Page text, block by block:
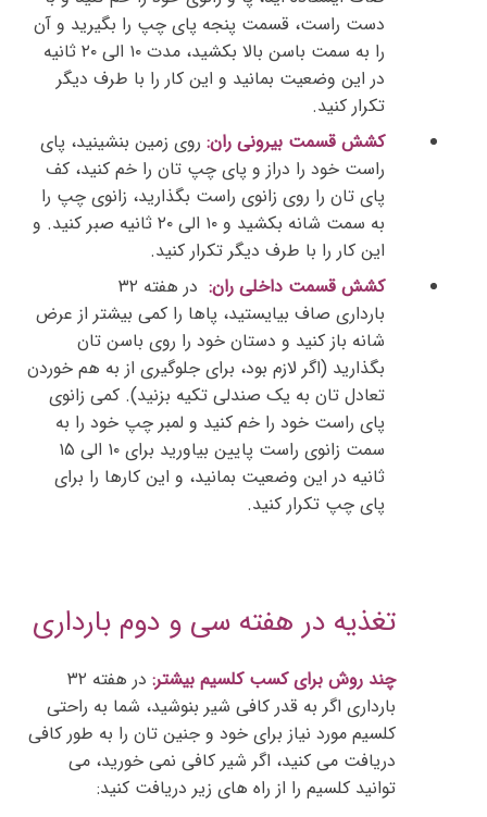
دست راست، قسمت پنجه پای چپ را بگیرید و آن
را به سمت باسن بالا بکشید، مدت ۱۰ الی ۲۰ ثانیه
در این وضعیت بمانید و این کار را با طرف دیگر
تکرار کنید.
کشش قسمت بیرونی ران: روی زمین بنشینید، پای
راست خود را دراز و پای چپ تان را خم کنید، کف
پای تان را روی زانوی راست بگذارید، زانوی چپ را
به سمت شانه بکشید و ۱۰ الی ۲۰ ثانیه صبر کنید. و
این کار را با طرف دیگر تکرار کنید.
کشش قسمت داخلی ران:
در هفته ۳۲
بارداری صاف بیایستید، پاها را کمی بیشتر از عرض
شانه باز کنید و دستان خود را روی باسن تان
بگذارید (اگر لازم بود، برای جلوگیری از به هم خوردن
تعادل تان به یک صندلی تکیه بزنید). کمی زانوی
پای راست خود را خم کنید و لمبر چپ خود را به
سمت زانوی راست پایین بیاورید برای ۱۰ الی ۱۵
ثانیه در این وضعیت بمانید، و این کارها را برای
پای چپ تکرار کنید.
تغذیه در هفته سی و دوم بارداری
چند روش برای کسب کلسیم بیشتر:
در هفته ۳۲
بارداری اگر به قدر کافی شیر بنوشید، شما به راحتی
کلسیم مورد نیاز برای خود و جنین تان را به طور کافی
دریافت می کنید، اگر شیر کافی نمی خورید، می
توانید کلسیم را از راه های زیر دریافت کنید: